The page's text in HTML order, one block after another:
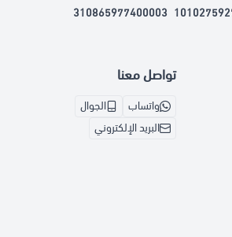
310865977400003
تواصل معنا
واتساب
الجوال
البريد الإلكتروني